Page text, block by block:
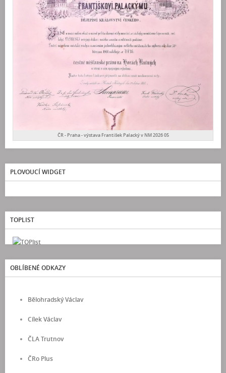
ČR - Praha - výstava František Palacký v NM 2026 05
PLOVOUCÍ WIDGET
TOPLIST
OBLÍBENÉ ODKAZY
Bělohradský Václav
Cílek Václav
ČLA Trutnov
ČRo Plus